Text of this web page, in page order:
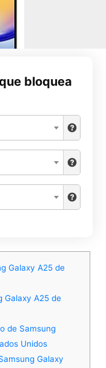
bloquea
Galaxy A25 de
Galaxy A25 de
de Samsung
Unidos
Galaxy